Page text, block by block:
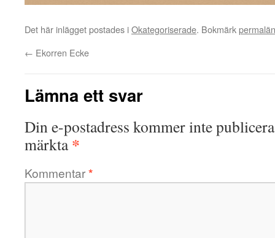
Det här inlägget postades iOkategoriserade. Bokmärk
← Ekorren Ecke
Lämna ett svar
Din e-postadress kommer inte
märkta*
Kommentar*